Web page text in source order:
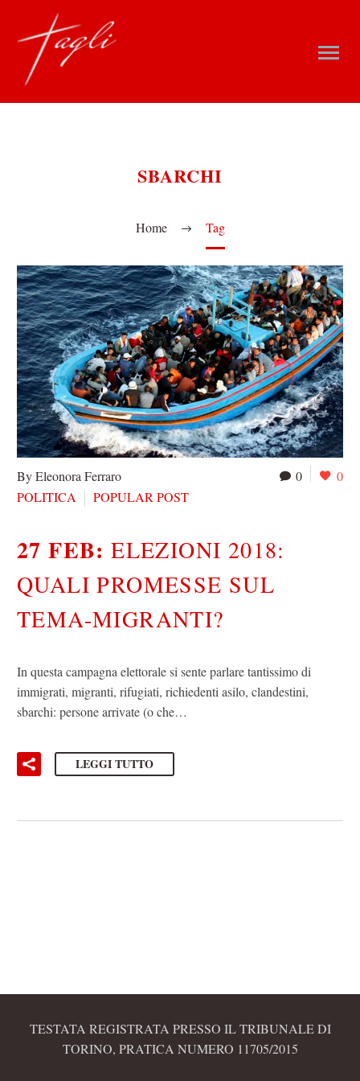
SBARCHI
Home Tag
0 0
By Eleonora Ferraro
POLITICA
POPULAR POST
27 FEB:ELEZIONI 2018:
QUALI PROMESSE SUL
TEMA-MIGRANTI?
In questa campagna elettorale si sente parlare tantissimo di
immigrati, migranti, rifugiati, richiedenti asilo, clandestini,
sbarchi: persone arrivate (o che…
LEGGI TUTTO
TESTATA REGISTRATA PRESSO IL TRIBUNALE DI
TORINO, PRATICA NUMERO 11705/2015